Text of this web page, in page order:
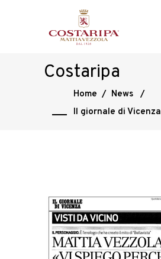
Costaripa
Home / News
/
Il giornale di Vicenza